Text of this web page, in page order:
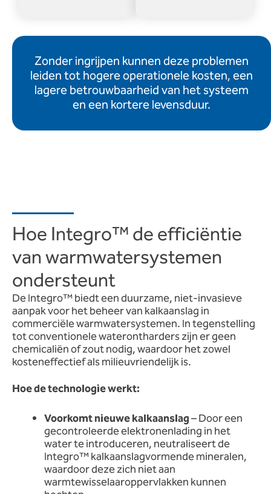
Zonder ingrijpen kunnen deze problemen
leiden tot hogere operationele kosten, een
lagere betrouwbaarheid van het systeem
en een kortere levensduur.
Hoe Integro™ de efficiëntie
van warmwatersystemen
ondersteunt
De Integro™ biedt een duurzame, niet-invasieve
aanpak voor het beheer van kalkaanslag in
commerciële warmwatersystemen. In tegenstelling
tot conventionele waterontharders zijn er geen
chemicaliën of zout nodig, waardoor het zowel
kosteneffectief als milieuvriendelijk is.
Hoe de technologie werkt:
Voorkomt nieuwe kalkaanslag– Door een
gecontroleerde elektronenlading in het
water te introduceren, neutraliseert de
Integro™ kalkaanslagvormende mineralen,
waardoor deze zich niet aan
warmtewisselaaroppervlakken kunnen